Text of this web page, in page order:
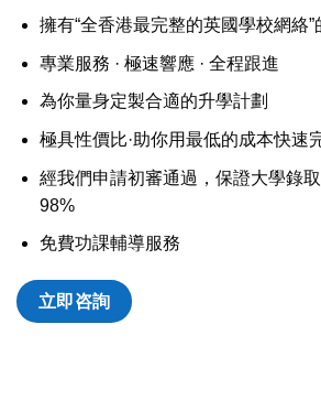
擁有“全香港最完整的英國學校網絡
專業服務 · 極速響應 · 全程跟進
為你量身定製合適的升學計劃
極具性價比·助你用最低的成本快速
經我們申請初審通過，保證大學錄
98%
免費功課輔導服務
立即咨詢